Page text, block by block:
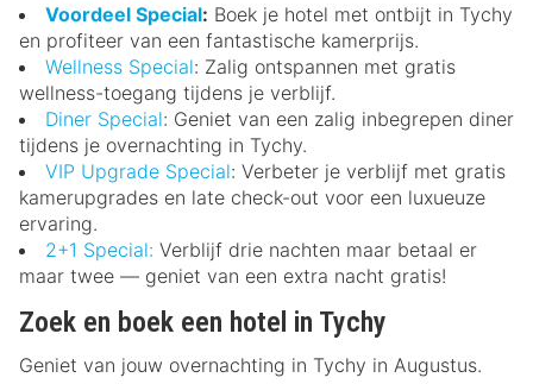
Voordeel Special: Boek je hotel met ontbijt in Tychy
en profiteer van een fantastische kamerprijs.
Wellness Special: Zalig ontspannen met gratis
wellness-toegang tijdens je verblijf.
Diner Special: Geniet van een zalig inbegrepen diner
tijdens je overnachting in Tychy.
VIP Upgrade Special: Verbeter je verblijf met gratis
kamerupgrades en late check-out voor een luxueuze
ervaring.
2+1 Special: Verblijf drie nachten maar betaal er
maar twee — geniet van een extra nacht gratis!
Zoek en boek een hotel in Tychy
Geniet van jouw overnachting in Tychy in Augustus.